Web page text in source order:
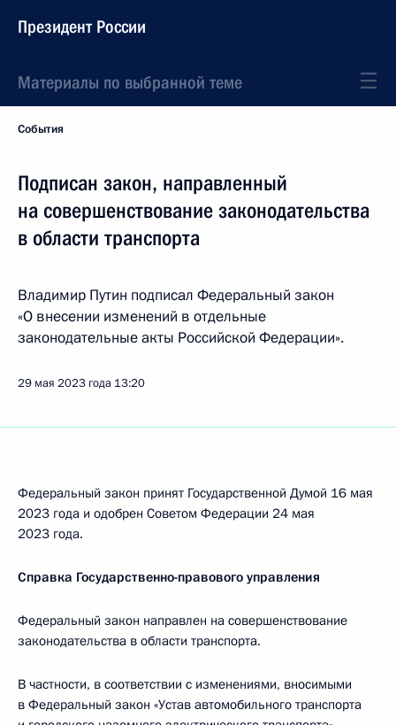
Президент России
Материалы по выбранной теме
События
Подписан закон, направленный
на совершенствование законодательства
в области транспорта
Владимир Путин подписал Федеральный закон
«О внесении изменений в отдельные
законодательные акты Российской Федерации».
29 мая 2023 года 13:20
Федеральный закон принят Государственной Думой 16 мая
2023 года и одобрен Советом Федерации 24 мая
2023 года.
Справка Государственно-правового управления
Федеральный закон направлен на совершенствование
законодательства в области транспорта.
В частности, в соответствии с изменениями, вносимыми
в Федеральный закон «Устав автомобильного транспорта